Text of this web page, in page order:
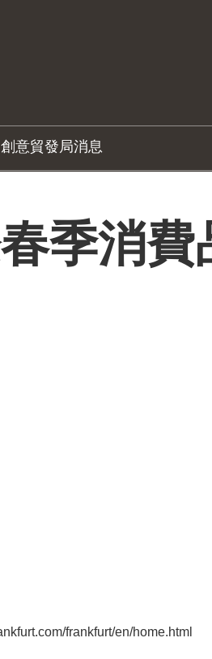
意貿發局消息
季消費
frankfurt/en/home.html